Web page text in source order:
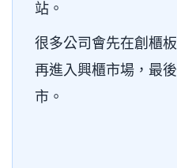
站。
很多公司會先在創櫃
再進入興櫃市場，最
市。